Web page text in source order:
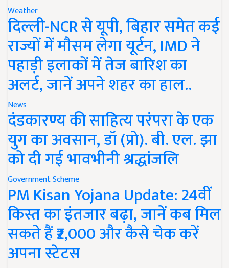
Weather
दिल्ली-NCR से यूपी, बिहार समेत कई
राज्यों में मौसम लेगा यूर्टन, IMD ने
पहाड़ी इलाकों में तेज बारिश का
अलर्ट, जानें अपने शहर का हाल..
News
दंडकारण्य की साहित्य परंपरा के एक
युग का अवसान, डॉ (प्रो). बी. एल. झा
को दी गई भावभीनी श्रद्धांजलि
Government Scheme
PM Kisan Yojana Update: 24वीं
किस्त का इंतजार बढ़ा, जानें कब मिल
सकते हैं ₹2,000 और कैसे चेक करें
अपना स्टेटस